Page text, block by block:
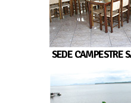
SEDE CAMPESTRE